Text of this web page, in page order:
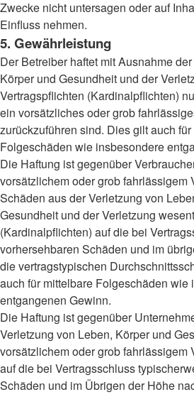
Zwecke nicht untersagen oder auf
Einfluss nehmen.
5. Gewährleistung
Der Betreiber haftet mit Ausnahme
Körper und Gesundheit und der
Vertragspflichten (Kardinalpflichten)
ein vorsätzliches oder grob
zurückzuführen sind. Dies gilt auch
Folgeschäden wie insbesondere
Die Haftung ist gegenüber
vorsätzlichem oder grob fahrlässigem
Schäden aus der Verletzung von
Gesundheit und der Verletzung
(Kardinalpflichten) auf die bei
vorhersehbaren Schäden und im
die vertragstypischen
auch für mittelbare Folgeschäden wie
entgangenen Gewinn.
Die Haftung ist gegenüber
Verletzung von Leben, Körper und
vorsätzlichem oder grob fahrlässigem
auf die bei Vertragsschluss
Schäden und im Übrigen der Höhe